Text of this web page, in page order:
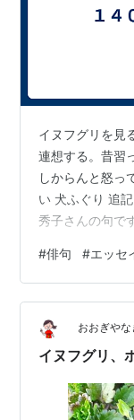
イヌフグリを見
連想する。昔習
しからんと怒っ
い 犬ふぐり 追
秀子さんの句で
をくれる句です
#俳句 #エッセ
おおぎやな
イヌフグリ、